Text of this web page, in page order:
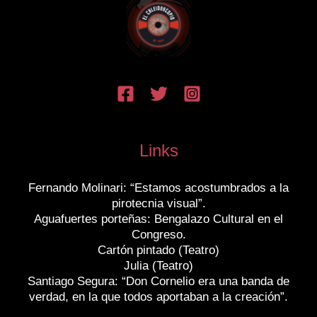
Links
Fernando Molinari: “Estamos acostumbrados a la
pirotecnia visual”.
Aguafuertes porteñas: Bengalazo Cultural en el
Congreso.
Cartón pintado (Teatro)
Julia (Teatro)
Santiago Segura: “Don Cornelio era una banda de
verdad, en la que todos aportaban a la creación”.